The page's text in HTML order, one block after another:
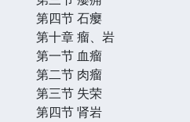
第四节 石瘿
第十章 瘤、岩
第一节 血瘤
第二节 肉瘤
第三节 失荣
第四节 肾岩